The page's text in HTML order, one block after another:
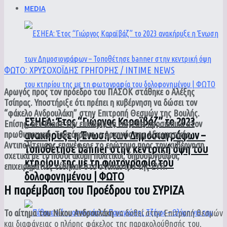
MEDIA
ΕΣΗΕΑ: Έτος “Γιώργος Καραϊβάζ” το 2023
ανακήρυξε η Ένωση των Δημοσιογράφων –
Τοποθέτησε banner στην κεντρική όψη του
κτηρίου της με τη φωτογραφία του
δολοφονημένου | ΦΩΤΟ
ΦΩΤΟ: ΧΡΥΣΟΧΟΪΔΗΣ ΓΡΗΓΟΡΗΣ / INTIME NEWS
Αρωγός προς τον πρόεδρο του ΠΑΣΟΚ στάθηκε ο Αλέξης
Τσίπρας. Υποστήριξε ότι πρέπει η κυβέρνηση να δώσει τον
“φάκελο Ανδρουλάκη” στην Επιτροπή Θεσμών της Βουλής.
Επίσης, δεν έχασε την ευκαιρία να επιτεθεί προσωπικά στον
πρωθυπουργό. Ταυτόχρονα, ο Αρχηγός της Αξιωματικής
Αντιπολίτευσης επανέφερε το ερώτημα προς την κυβέρνηση
σχετικά με το πόσοι ακόμη πολιτικοί, δημοσιογράφοι,
επιχειρηματίες τέθηκαν στο στόχαστρο της ΕΥΠ.
Η παρέμβαση του Προέδρου του ΣΥΡΙΖΑ
Το αίτημα του Νίκου Ανδρουλάκηνα δοθεί στην Επιτροπή θεσμών
και διαφάνειας ο πλήρης φάκελος της παρακολούθησής του,